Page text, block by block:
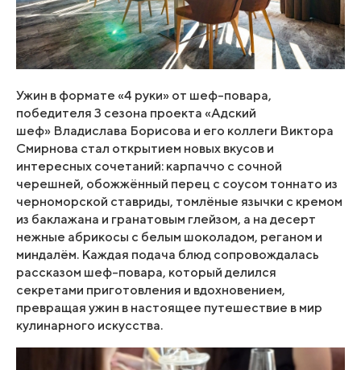
Ужин в формате «4 руки» от шеф-повара,
победителя 3 сезона проекта «Адский
шеф» Владислава Борисова и его коллеги Виктора
Смирнова стал открытием новых вкусов и
интересных сочетаний: карпаччо с сочной
черешней, обожжённый перец с соусом тоннато из
черноморской ставриды, томлёные язычки с кремом
из баклажана и гранатовым глейзом, а на десерт
нежные абрикосы с белым шоколадом, реганом и
миндалём. Каждая подача блюд сопровождалась
рассказом шеф-повара, который делился
секретами приготовления и вдохновением,
превращая ужин в настоящее путешествие в мир
кулинарного искусства.